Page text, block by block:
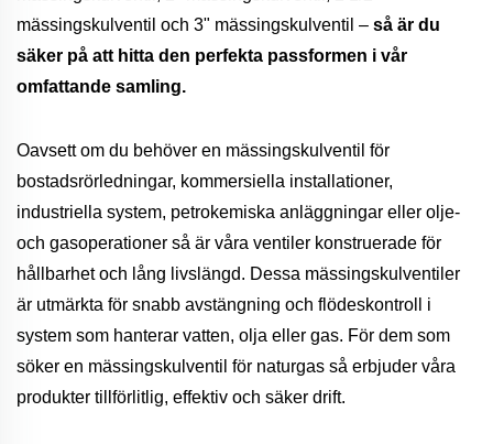
mässingskulventil och 3" mässingskulventil – så är du
säker på att hitta den perfekta passformen i vår
omfattande samling.
Oavsett om du behöver en mässingskulventil för
bostadsrörledningar, kommersiella installationer,
industriella system, petrokemiska anläggningar eller olje-
och gasoperationer så är våra ventiler konstruerade för
hållbarhet och lång livslängd. Dessa mässingskulventiler
är utmärkta för snabb avstängning och flödeskontroll i
system som hanterar vatten, olja eller gas. För dem som
söker en mässingskulventil för naturgas så erbjuder våra
produkter tillförlitlig, effektiv och säker drift.